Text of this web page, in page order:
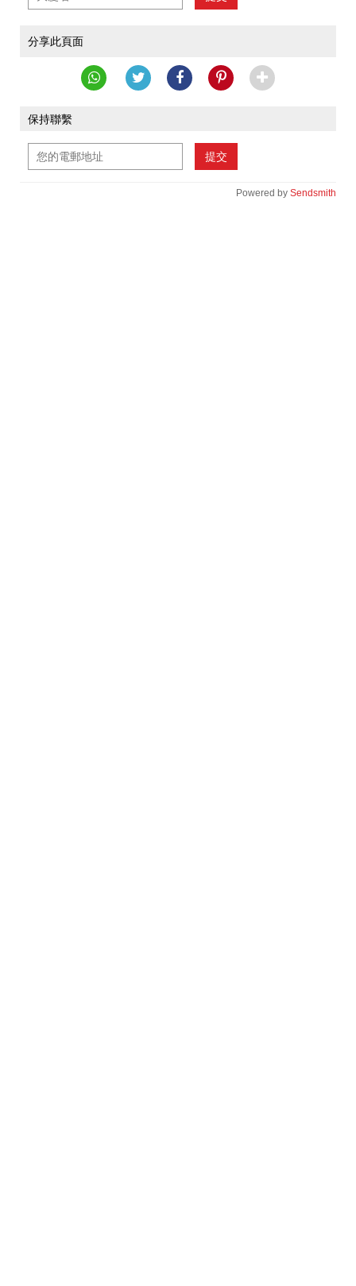
分享此頁面
保持聯繫
提交
Powered by Sendsmith